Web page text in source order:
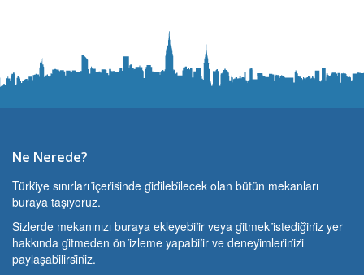
Ne Nerede?
Türki̇ye sınırları i̇çeri̇si̇nde gi̇di̇lebi̇lecek olan bütün mekanları
buraya taşıyoruz.
Si̇zlerde mekanınızı buraya ekleyebi̇li̇r veya gi̇tmek i̇stedi̇ği̇ni̇z yer
hakkında gi̇tmeden ön i̇zleme yapabi̇li̇r ve deneyi̇mleri̇ni̇zi̇
paylaşabi̇li̇rsi̇ni̇z.